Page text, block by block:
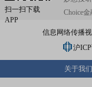
扫一扫下载
APP
Choice
信息网络传播
沪
关于我们